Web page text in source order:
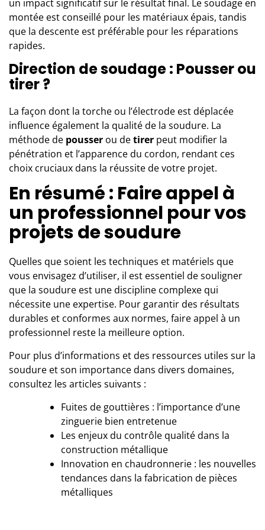
un impact significatif sur le résultat final. Le soudage en
montée est conseillé pour les matériaux épais, tandis
que la descente est préférable pour les réparations
rapides.
Direction de soudage : Pousser ou
tirer ?
La façon dont la torche ou l’électrode est déplacée
influence également la qualité de la soudure. La
méthode de pousser ou detirer peut modifier la
pénétration et l’apparence du cordon, rendant ces
choix cruciaux dans la réussite de votre projet.
En résumé : Faire appel à
un professionnel pour vos
projets de soudure
Quelles que soient les techniques et matériels que
vous envisagez d’utiliser, il est essentiel de souligner
que la soudure est une discipline complexe qui
nécessite une expertise. Pour garantir des résultats
durables et conformes aux normes, faire appel à un
professionnel reste la meilleure option.
Pour plus d’informations et des ressources utiles sur la
soudure et son importance dans divers domaines,
consultez les articles suivants :
Fuites de gouttières : l’importance d’une
zinguerie bien entretenue
Les enjeux du contrôle qualité dans la
construction métallique
Innovation en chaudronnerie : les nouvelles
tendances dans la fabrication de pièces
métalliques